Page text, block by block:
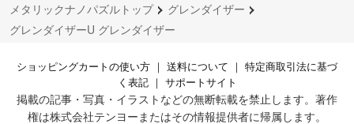
メタリックナノパズルトップ
グレンダイザー
グレンダイザーU グレンダイザー
ショッピングカートの使い方 ｜ 送料について ｜ 特定商取引法に基づ
く表記｜ サポートサイト
掲載の記事・写真・イラストなどの無断転載を禁止します。著作
権は株式会社テンヨーまたはその情報提供者に帰属します。